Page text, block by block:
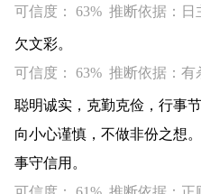
可信度： 63% 推断依据：日
欠文彩。
可信度： 63% 推断依据：有
聪明诚实，克勤克俭，行事
向小心谨慎，不做非份之想
事守信用。